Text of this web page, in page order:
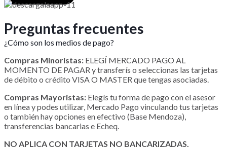
Preguntas frecuentes
¿Cómo son los medios de pago?
Compras Minoristas: ELEGÍ MERCADO PAGO AL
MOMENTO DE PAGAR y transferís o seleccionas las tarjetas
de débito o crédito VISA O MASTER que tengas asociadas.
Compras Mayoristas: Elegís tu forma de pago con el asesor
en línea y podes utilizar, Mercado Pago vinculando tus tarjetas
o también hay opciones en efectivo (Base Mendoza),
transferencias bancarias e Echeq.
NO APLICA CON TARJETAS NO BANCARIZADAS.